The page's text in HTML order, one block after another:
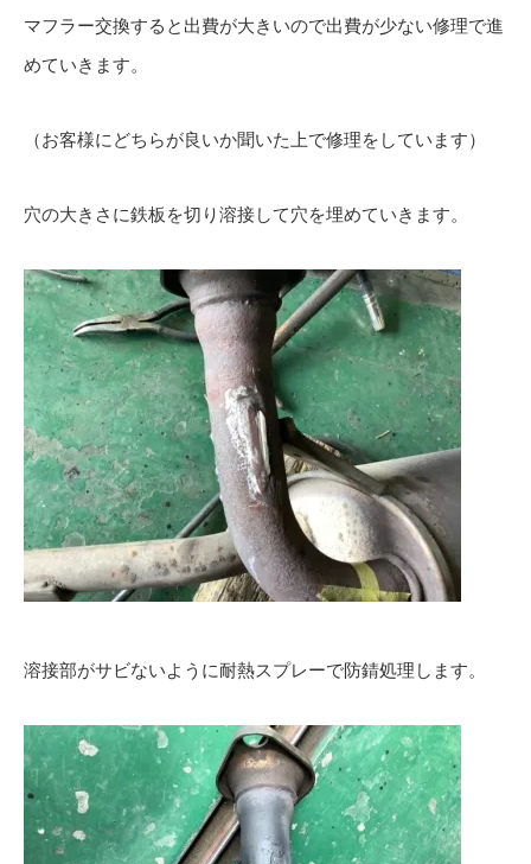
マフラー交換すると出費が大きいので出費が少ない修理で進
めていきます。
（お客様にどちらが良いか聞いた上で修理をしています）
穴の大きさに鉄板を切り溶接して穴を埋めていきます。
溶接部がサビないように耐熱スプレーで防錆処理します。